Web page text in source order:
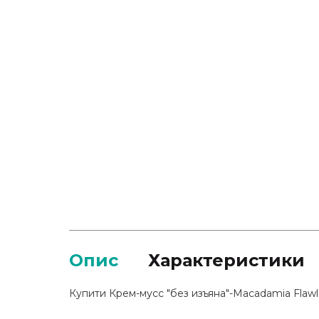
Опис Характеристики
Купити Крем-мусс "без изъяна"-Macadamia